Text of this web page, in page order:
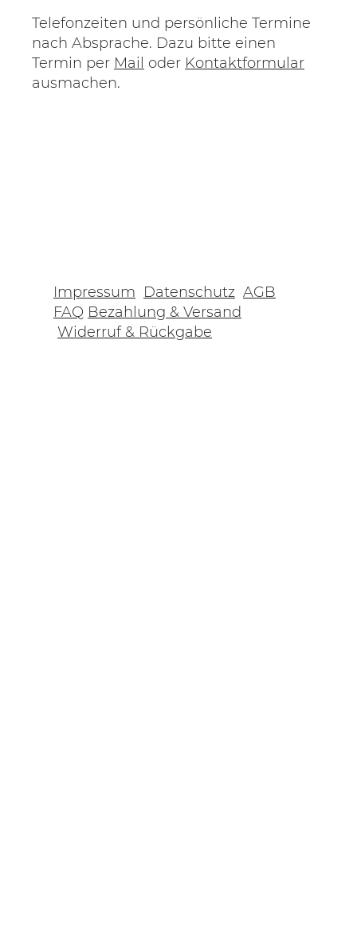
Telefonzeiten und persönliche Termine
nach Absprache. Dazu bitte einen
Termin per Mail oder Kontaktformular
ausmachen.
Impressum Datenschutz AGB
FAQ Bezahlung & Versand
Widerruf & Rückgabe